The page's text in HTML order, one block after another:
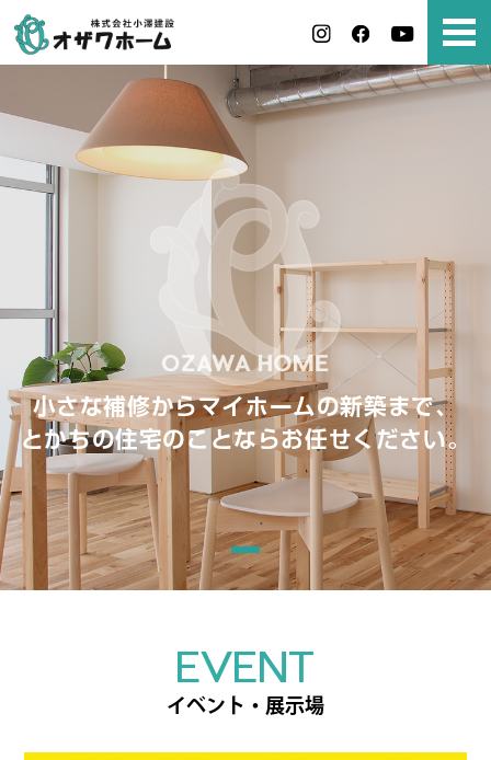
小さな補修からマイホームの新築まで、
とかちの住宅のことならお任せください。
EVENT
イベント・展示場